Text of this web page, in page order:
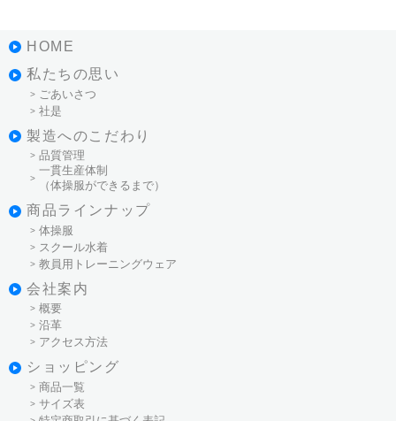
HOME
私たちの思い
ごあいさつ
社是
製造へのこだわり
品質管理
一貫生産体制
（体操服ができるまで）
商品ラインナップ
体操服
スクール水着
教員用トレーニングウェア
会社案内
概要
沿革
アクセス方法
ショッピング
商品一覧
サイズ表